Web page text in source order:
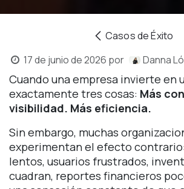
Casos de Éxito
17 de junio de 2026 por Danna
Cuando una empresa invierte en
exactamente tres cosas: Más
visibilidad. Más eficiencia.
Sin embargo, muchas
experimentan el efecto
lentos, usuarios frustrados,
cuadran, reportes financieros